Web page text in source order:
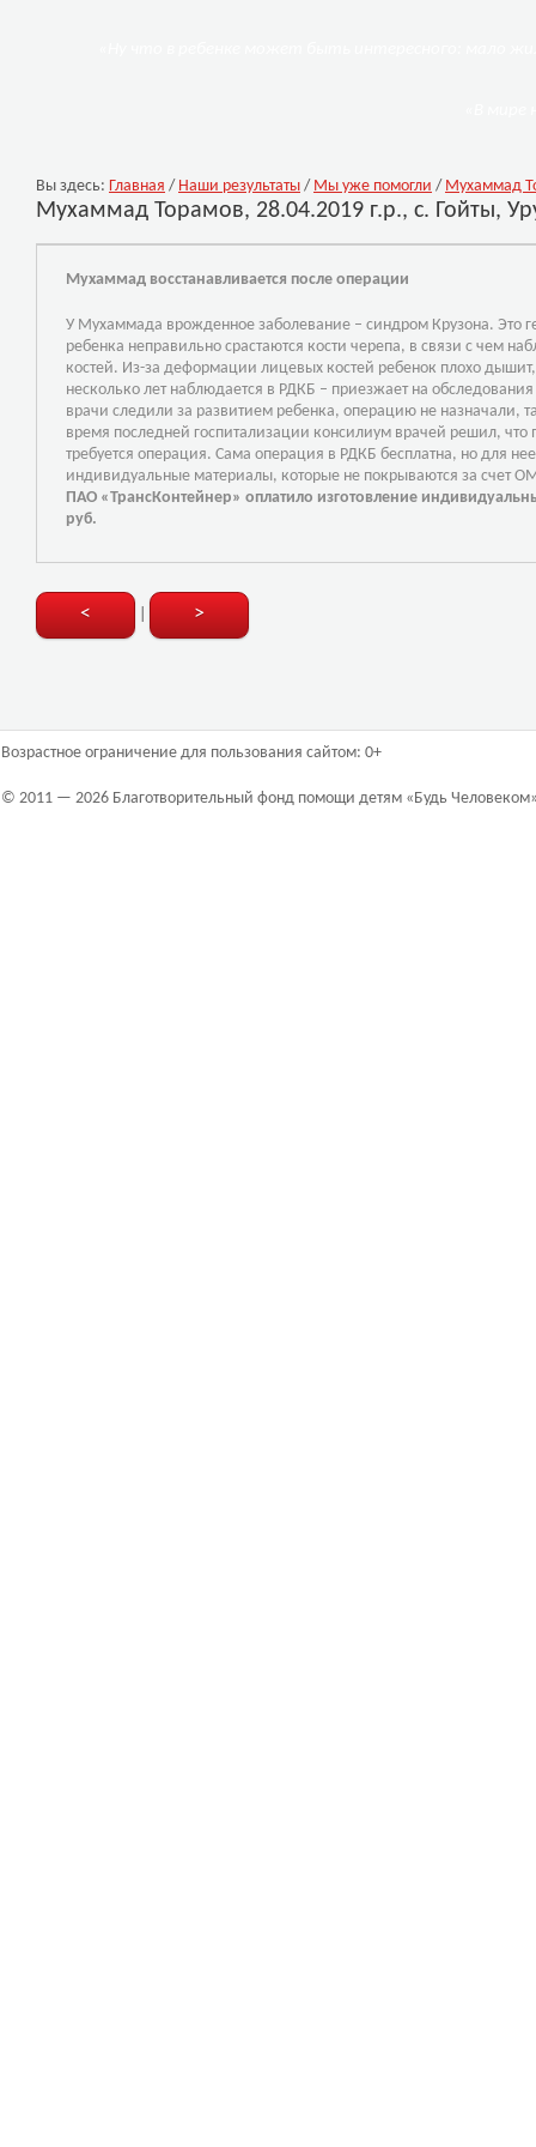
Вы здесь: Главная / Наши результаты / Мы уже помогли / Мухаммад
Мухаммад Торамов, 28.04.2019 г.р., с. Гойты,
Мухаммад восстанавливается после операции
У Мухаммада врожденное заболевание – синдром Крузона. Это
ребенка неправильно срастаются кости черепа, в связи с чем
костей. Из-за деформации лицевых костей ребенок плохо
несколько лет наблюдается в РДКБ – приезжает на
врачи следили за развитием ребенка, операцию не
время последней госпитализации консилиум врачей решил,
требуется операция. Сама операция в РДКБ бесплатна, но для нее
индивидуальные материалы, которые не покрываются за счет
ПАО «ТрансКонтейнер» оплатило изготовление
руб.
< >
Возрастное ограничение для пользования сайтом: 0+
© 2011 — 2026 Благотворительный фонд помощи детям «Будь